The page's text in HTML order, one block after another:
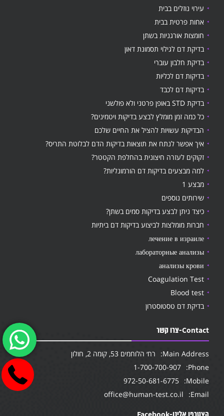
עירוי נוזלים בבית
אחות פרטית בבית
חומצות אורגניות בשתן
בדיקת דם לגילוי תסמונת דאון
בדיקת חלבון עוברי
בדיקות דם לכליות
בדיקות דם לכבד
בדיקת STD באופן פרטני ולא פולשני
כל כמה זמן מומלץ לבצע בדיקות ויטמינים?
הבדיקות עשויות להציל את החיים שלכם
איך אפשר לנתח את תוצאות בדיקות הדם לבלוטת התריס?
זקוקים לעזרה חיצונית בהחלפת הקטטר?
למה מבצעים בדיקות דם הורמונליות?
מבצע 1
שירותים נוספים
כיצד ניתן לבצע בדיקות סמים בשתן?
חברות מומלצות לביצוע בדיקות דם ביתיות
лечение в израиле
лабораторные анализы
анализы крови
Coagulation Test
Blood test
בדיקת דם טסטוסטרון
Contact-צרו קשר
Main Address:
רח׳ הלוחמים 53, קומה 2, חולון
Phone:
1-700-700-907
Mobile:
972-50-681-6775
Email:
office@human-test.co.il